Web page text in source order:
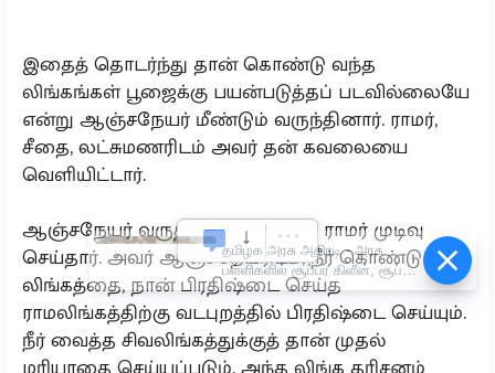
இதைத் தொடர்ந்து தான் கொண்டு வந்த
லிங்கங்கள் பூஜைக்கு பயன்படுத்தப் படவில்லையே
என்று ஆஞ்சநேயர் மீண்டும் வருந்தினார். ராமர்,
சீதை, லட்சுமணரிடம் அவர் தன் கவலையை
வெளியிட்டார்.
ஆஞ்சநேயர் வருத்தத்தை போக்க ராமர் முடிவு
செய்தார். அவர் ஆஞ்சநேயரிடம், நீர் கொண்டு வந்த
லிங்கத்தை, நான் பிரதிஷ்டை செய்த
ராமலிங்கத்திற்கு வடபுறத்தில் பிரதிஷ்டை செய்யும்.
நீர் வைத்த சிவலிங்கத்துக்குத் தான் முதல்
தமிழக அரசு அதிரடி - அரசு
பள்ளிகளில் சூப்பர் கிளீன், சூப்பர்
கேம்பஸ் திட்டம்!